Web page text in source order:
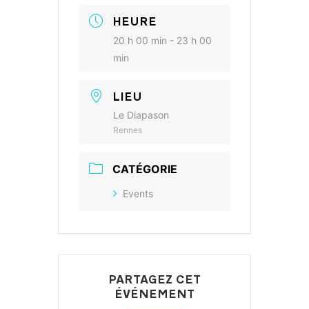
HEURE
20 h 00 min - 23 h 00
min
LIEU
Le Diapason
Rennes
CATÉGORIE
Events
PARTAGEZ CET
ÉVÉNEMENT